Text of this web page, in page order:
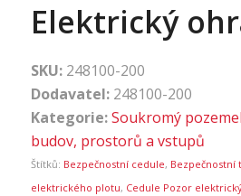
Elektrický
SKU: 248100-200
Dodavatel: 248100-200
Kategorie:Soukromý
budov, prostorů a vstupů
Štítků: Bezpečnostní cedule, Bezpečnostní
elektrického plotu, Cedule Pozor